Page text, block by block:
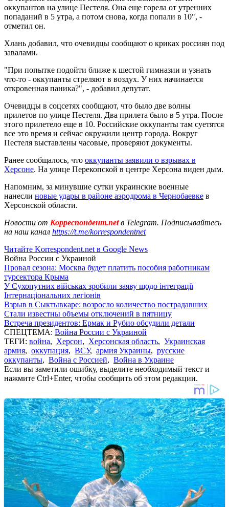
оккупантов на улице Пестеля. Она еще горела от утренних
попаданий в 5 утра, а потом снова, когда попали в 10", -
отметил он.
Хлань добавил, что очевидцы сообщают о криках россиян под
завалами.
"При попытке подойти ближе к шестой гимназии и узнать
что-то - оккупанты стреляют в воздух. У них начинается
откровенная паника?", - добавил депутат.
Очевидцы в соцсетях сообщают, что было две волны
прилетов по улице Пестеля. Два прилета было в 5 утра. После
этого прилетело еще в 10. Российские оккупанты там суетятся
все это время и сейчас окружили центр города. Вокруг
Пестеля выставлены часовые, проверяют документы.
Ранее сообщалось, что оккупанты заявили о взрывах в
Херсоне. На улице Перекопской в центре Херсона виден дым.
Напомним, за минувшие сутки украинские военные
нанесли новые удары в районе аэродрома в Чернобаевке в
Херсонской области.
Новости от Корреспондент.netв Telegram. Подписывайтесь
на наш канал https://t.me/korrespondentnet
Читайте Korrespondent.net в Google News
Война России с Украиной
Провал сезона: Москва будет платить пособия работникам
турсектора Крыма
У Сухопутних військах зробили заяву щодо інтеграції
Інтернаціональних легіонів
Взрыв в Сыктывкаре: возросло количество пострадавших
Стали известны объемы отключений в пятницу
Встреча президентов: Ермак и Рубио обсудили детали
СПЕЦТЕМА: Война России с Украиной
ТЕГИ: война, Херсон, Херсонская область, Украинская
армия, оккупация, ВСУ, армия Украины, русские
оккупанты, Война с Россией, Война в Украине
Если вы заметили ошибку, выделите необходимый текст и
нажмите Ctrl+Enter, чтобы сообщить об этом редакции.